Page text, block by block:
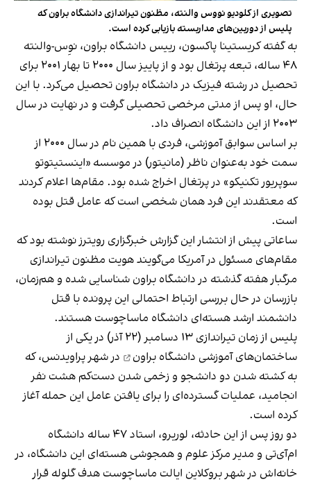
تصویری از کلودیو نووس والنته، مظنون تیراندازی دانشگاه براون که
پلیس از دوربین‌های مداربسته بازیابی کرده است.
به گفته کریستینا پاکسون، رییس دانشگاه براون، نوِس-والنته
۴۸ ساله، تبعه پرتغال بود و از پاییز سال ۲۰۰۰ تا بهار ۲۰۰۱ برای
تحصیل در رشته فیزیک در دانشگاه براون تحصیل می‌کرد. با این
حال، او پس از مدتی مرخصی تحصیلی گرفت و در نهایت در سال
۲۰۰۳ از این دانشگاه انصراف داد.
بر اساس سوابق آموزشی، فردی با همین نام در سال ۲۰۰۰ از
سمت خود به‌عنوان ناظر (مانیتور) در موسسه «اینستیتوتو
سوپریور تکنیکو» در پرتغال اخراج شده بود. مقام‌ها اعلام کردند
که معتقدند این فرد همان شخصی است که عامل قتل بوده
است.
ساعاتی پیش از انتشار این گزارش خبرگزاری رویترز نوشته بود که
مقام‌های مسئول در آمریکا می‌گویند هویت مظنون تیراندازی
مرگبار هفته گذشته در دانشگاه براون شناسایی شده و هم‌زمان،
بازرسان در حال بررسی ارتباط احتمالی این پرونده با قتل
دانشمند ارشد هسته‌ای دانشگاه ماساچوست هستند.
پلیس از زمان
تیراندازی ۱۳ دسامبر (۲۲ آذر) در یکی از
ساختمان‌های آموزشی دانشگاه براون
در شهر پراویدنس، که
به کشته شدن دو دانشجو و زخمی شدن دست‌کم هشت نفر
انجامید، عملیات گسترده‌ای را برای یافتن عامل این حمله آغاز
کرده است.
دو روز پس از این حادثه، لوریرو، استاد ۴۷ ساله دانشگاه
ام‌آی‌تی و مدیر مرکز علوم و همجوشی هسته‌ای این دانشگاه، در
خانه‌اش در شهر بروکلاین ایالت ماساچوست هدف گلوله قرار